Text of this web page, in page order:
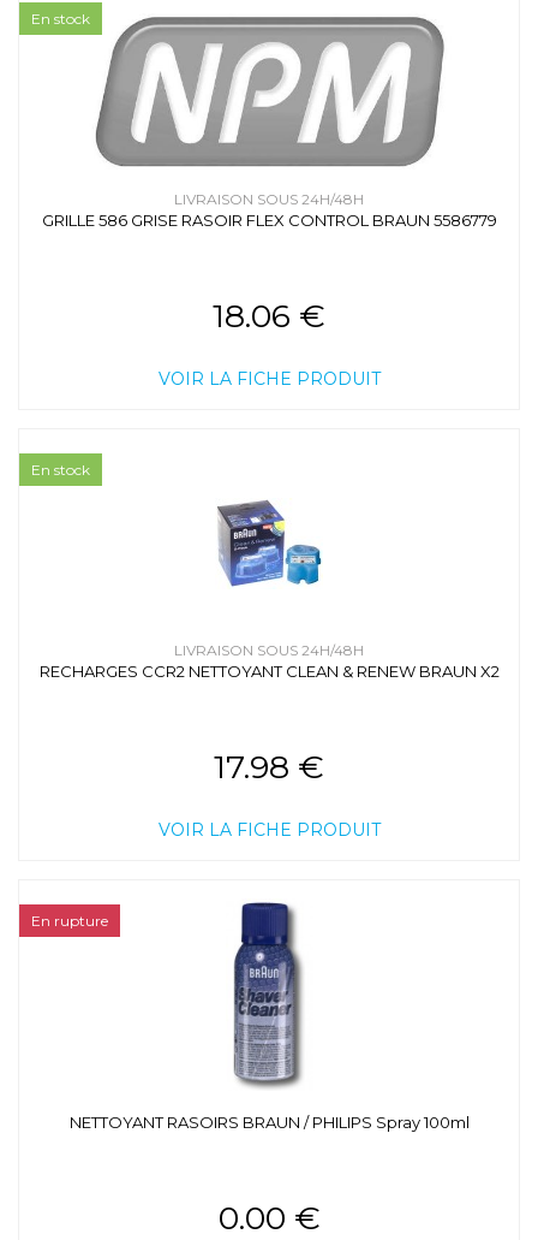
LIVRAISON SOUS 24H/48H
GRILLE 586 GRISE RASOIR FLEX CONTROL BRAUN 5586779
18.06 €
VOIR LA FICHE PRODUIT
En stock
LIVRAISON SOUS 24H/48H
RECHARGES CCR2 NETTOYANT CLEAN & RENEW BRAUN X2
17.98 €
VOIR LA FICHE PRODUIT
En stock
NETTOYANT RASOIRS BRAUN / PHILIPS Spray 100ml
0.00 €
En rupture